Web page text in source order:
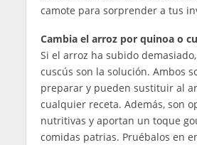
camote para sorprender a tus
Cambia el arroz por quinoa o
Si el arroz ha subido
cuscús son la solución. Ambos
preparar y pueden sustituir al
cualquier receta. Además, son
nutritivas y aportan un toque
comidas patrias. Pruébalos en